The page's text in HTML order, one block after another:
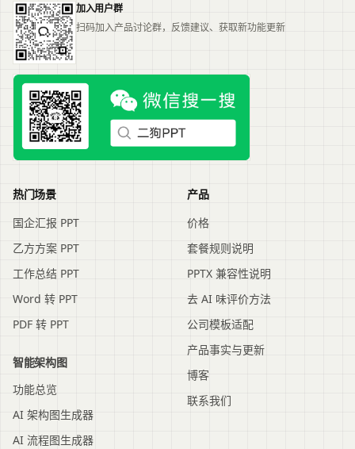
加入用户群
扫码加入产品讨论群，反馈建议、获取新功能更新
热门场景
国企汇报 PPT
乙方方案 PPT
工作总结 PPT
Word 转 PPT
PDF 转 PPT
智能架构图
功能总览
AI 架构图生成器
AI 流程图生成器
产品
价格
套餐规则说明
PPTX 兼容性说明
去 AI 味评价方法
公司模板适配
产品事实与更新
博客
联系我们